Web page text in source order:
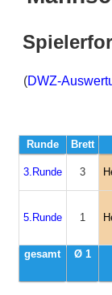
(DWZ-
Runde Brett
3.Runde 3
5.Runde 1
gesamt
Ø 1